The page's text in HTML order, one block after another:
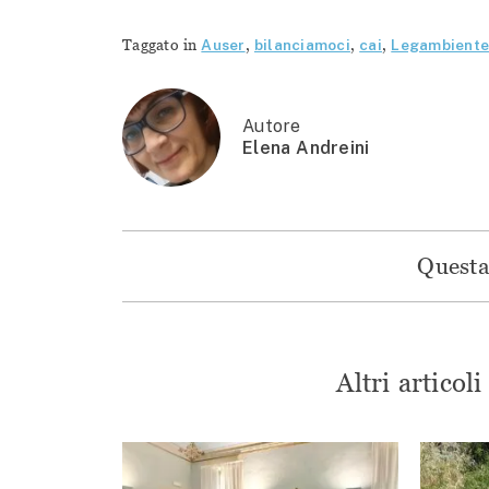
Taggato in Auser, bilanciamoci, cai, Legambiente
Autore
Elena Andreini
Altri articoli